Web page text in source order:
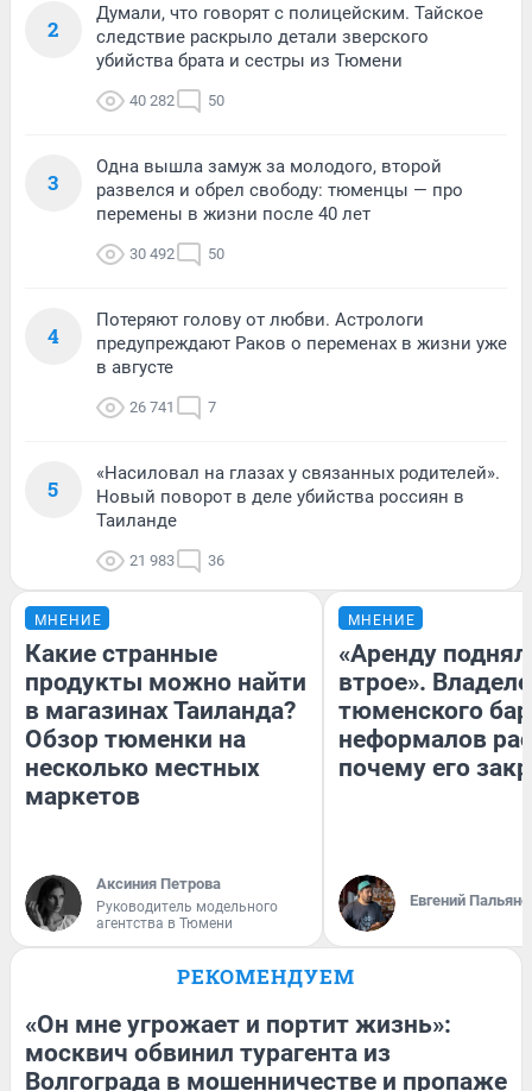
2
Думали, что говорят с полицейским. Тайское
следствие раскрыло детали зверского
убийства брата и сестры из Тюмени
40 282 50
3
Одна вышла замуж за молодого, второй
развелся и обрел свободу: тюменцы — про
перемены в жизни после 40 лет
30 492 50
4
Потеряют голову от любви. Астрологи
предупреждают Раков о переменах в жизни уже
в августе
26 741 7
5
«Насиловал на глазах у связанных родителей».
Новый поворот в деле убийства россиян в
Таиланде
21 983 36
МНЕНИЕ
Какие странные
продукты можно найти
в магазинах Таиланда?
Обзор тюменки на
несколько местных
маркетов
Аксиния Петрова
Руководитель модельного
агентства в Тюмени
МНЕНИЕ
«Аренду
втрое».
тюменского
неформалов
почему его
Евгений
РЕКОМЕНДУЕМ
«Он мне угрожает и портит жизнь»:
москвич обвинил турагента из
Волгограда в мошенничестве и пропаже